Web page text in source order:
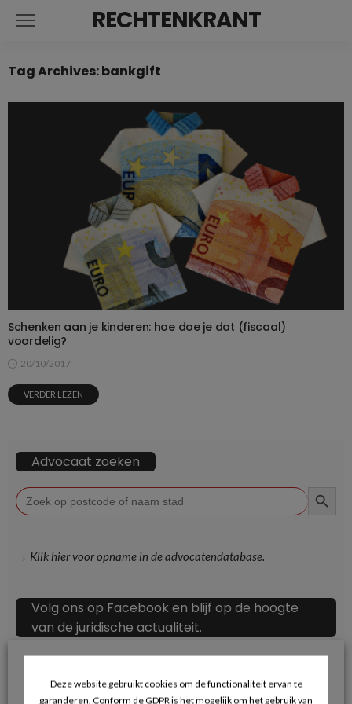
RECHTENKRANT
Tag Archives: bankgift
Schenken aan je kinderen: hoe doe je dat (fiscaal)
voordelig?
20/10/2017
VERDER LEZEN
Advocaat zoeken
Zoek
naar:
→ Klik hier voor opname in de advocatendatabase.
Volg ons op Facebook en blijf op de hoogte
van de juridische actualiteit.
Deze website gebruikt cookies om de functionaliteit ervan te
garanderen. Conform de GDPR is het mogelijk om het gebruik van